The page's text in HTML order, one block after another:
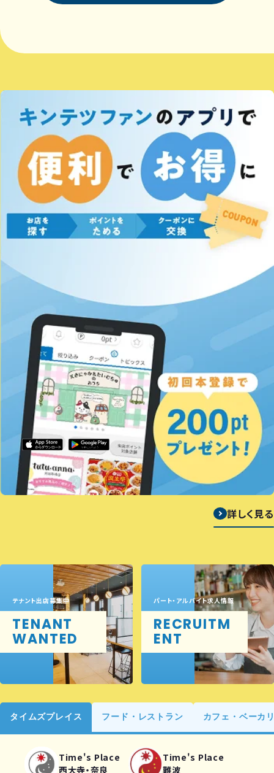
詳しく見る
テナント出店募集中
TENANT
WANTED
パート・アルバイト求人情報
RECRUITM
ENT
タイムズプレイス フード・レストラン カフェ・ベーカ
Time's Place
西大寺・奈良
Time's Place
難波